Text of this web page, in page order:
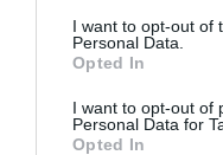
consent section.
I want to opt-out of
Personal Data.
Opted In
I want to opt-out of
Personal Data for
Opted In